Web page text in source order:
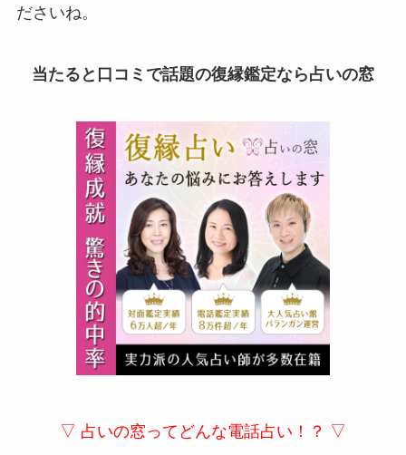
ださいね。
当たると口コミで話題の復縁鑑定なら占いの窓
▽ 占いの窓ってどんな電話占い！？ ▽